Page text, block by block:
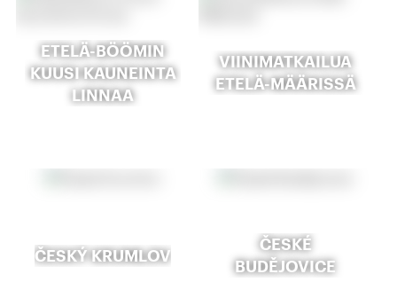
ETELÄ-BÖÖMIN
KUUSI KAUNEINTA
LINNAA
VIINIMATKAILUA
ETELÄ-MÄÄRISSÄ
ČESKÝ KRUMLOV
ČESKÉ
BUDĚJOVICE